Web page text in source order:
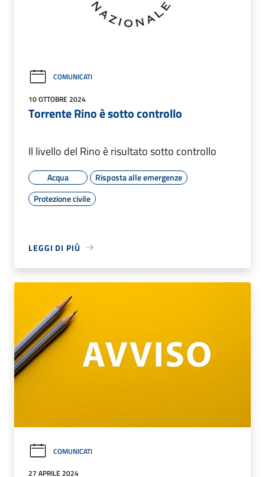
COMUNICATI
10 OTTOBRE 2024
Torrente Rino è sotto controllo
Il livello del Rino è risultato sotto controllo
Acqua
Risposta alle emergenze
Protezione civile
LEGGI DI PIÙ
COMUNICATI
27 APRILE 2024